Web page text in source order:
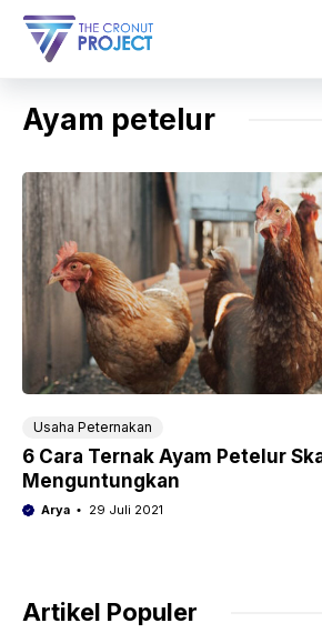
Langsung
Ayam petelur
Usaha Peternakan
6 Cara Ternak Ayam Petelur
Menguntungkan
Arya 29 Juli 2021
Artikel Populer